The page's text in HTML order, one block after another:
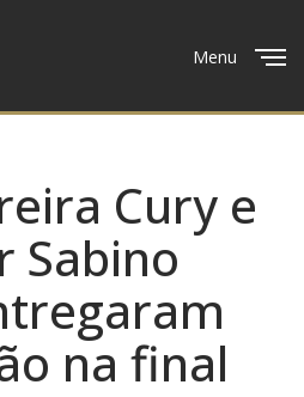
Menu
Cury e
Sabino
na final